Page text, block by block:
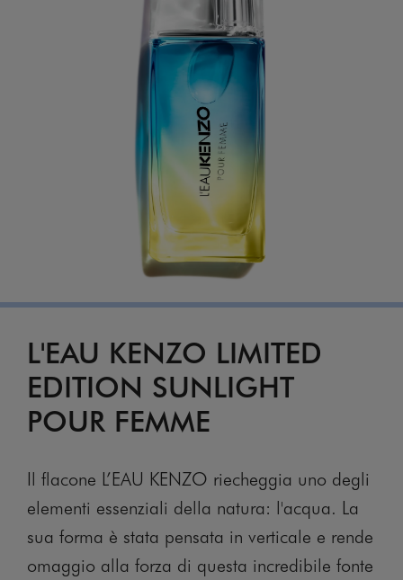
L'EAU KENZO LIMITED
EDITION SUNLIGHT
POUR FEMME
Il flacone L’EAU KENZO riecheggia uno degli
elementi essenziali della natura: l'acqua. La
sua forma è stata pensata in verticale e rende
omaggio alla forza di questa incredibile fonte